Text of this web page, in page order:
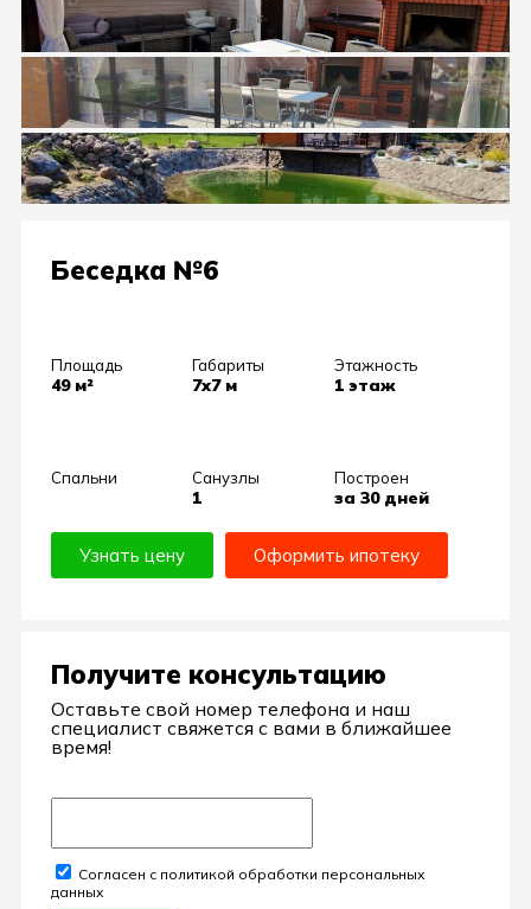
Беседка №6
Площадь
49 м²
Габариты
7х7 м
Этажность
1 этаж
Спальни Санузлы
1
Построен
за 30 дней
Узнать цену Оформить ипотеку
Получите консультацию
Оставьте свой номер телефона и наш
специалист свяжется с вами в ближайшее
время!
Согласен с политикой обработки персональных
данных